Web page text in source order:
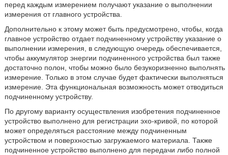
перед каждым измерением получают указание о выполнении
измерения от главного устройства.
Дополнительно к этому может быть предусмотрено, чтобы, когда
главное устройство отдает подчиненному устройству указание о
выполнении измерения, в следующую очередь обеспечивается,
чтобы аккумулятор энергии подчиненного устройства был также
достаточно полон, чтобы можно было безукоризненно выполнять
измерение. Только в этом случае будет фактически выполняться
измерение. Эта функциональная возможность может отводиться
подчиненному устройству.
По другому варианту осуществления изобретения подчиненное
устройство выполнено для регистрации эхо-кривой, по которой
может определяться расстояние между подчиненным
устройством и поверхностью загружаемого материала. Также
подчиненное устройство выполнено для передачи либо полной